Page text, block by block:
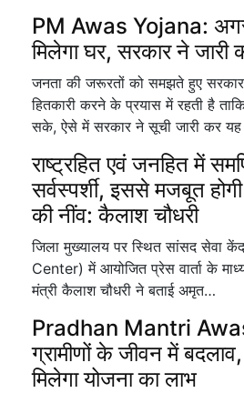
PM Awas Yojana:
मिलेगा घर, सरकार ने जारी
जनता की जरूरतों को समझते हुए
हितकारी करने के प्रयास में रहती है
सके, ऐसे में सरकार ने सूची जारी कर
राष्ट्रहित एवं जनहित में
सर्वस्पर्शी, इससे मजबूत
की नींव: कैलाश चौधरी
जिला मुख्यालय पर स्थित सांसद सेवा
Center) में आयोजित प्रेस वार्ता के
मंत्री कैलाश चौधरी ने बताई अमृत…
Pradhan Mantri
ग्रामीणों के जीवन में
मिलेगा योजना का लाभ